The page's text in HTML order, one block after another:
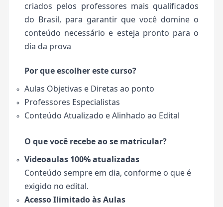
criados pelos professores mais qualificados
do Brasil, para garantir que você domine o
conteúdo necessário e esteja pronto para o
dia da prova
Por que escolher este curso?
Aulas Objetivas e Diretas ao ponto
Professores Especialistas
Conteúdo Atualizado e Alinhado ao Edital
O que você recebe ao se matricular?
Videoaulas 100% atualizadas
Conteúdo sempre em dia, conforme o que é
exigido no edital.
Acesso Ilimitado às Aulas